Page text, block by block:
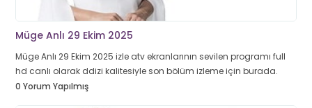
Müge Anlı 29 Ekim 2025
Müge Anlı 29 Ekim 2025 izle atv ekranlarının sevilen programı full
hd canlı olarak ddizi kalitesiyle son bölüm izleme için burada.
0 Yorum Yapılmış